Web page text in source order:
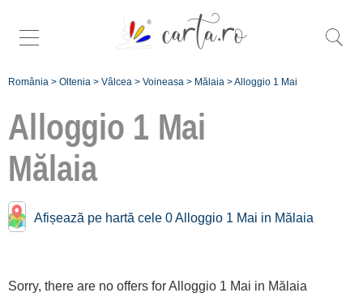
România > Oltenia > Vâlcea > Voineasa > Mălaia >Alloggio 1 Mai
Alloggio 1 Mai
Mălaia
Afișează pe hartă cele 0 Alloggio 1 Mai in Mălaia
Sorry, there are no offers for Alloggio 1 Mai in Mălaia
o unitate de
despre C A